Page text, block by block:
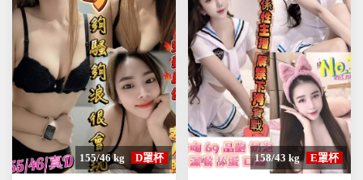
155/46 kg D罩杯 158/43 kg E罩杯